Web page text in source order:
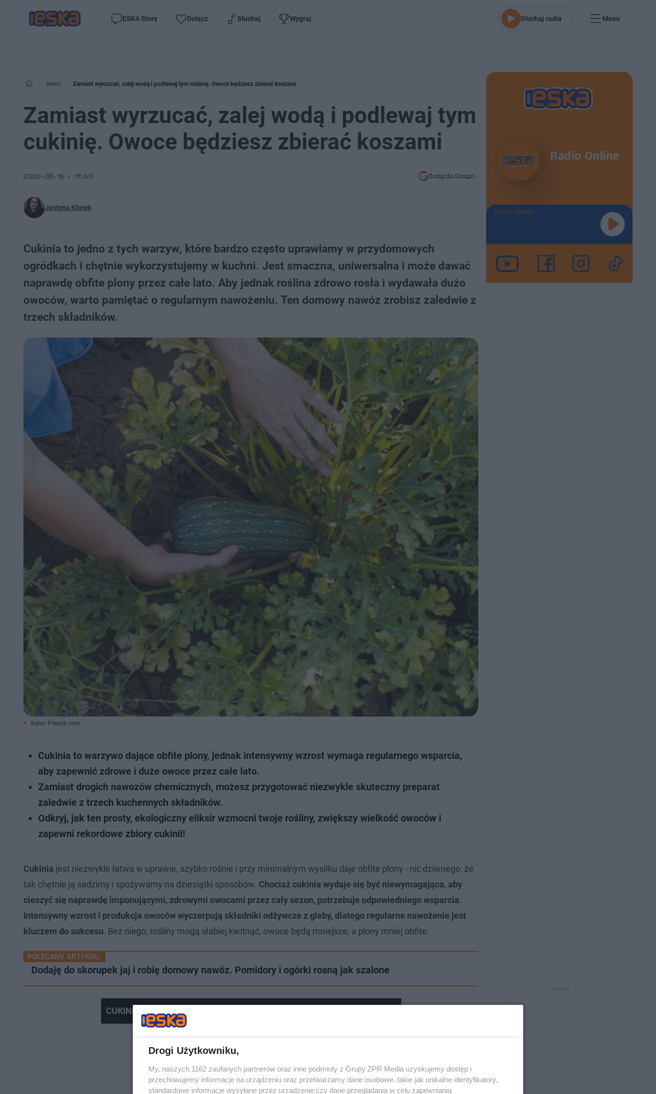
ESKA Story Dołącz Słuchaj Wygraj Słuchaj radia Menu
News Zamiast wyrzucać, zalej wodą i podlewaj tym cukinię. Owoce będziesz zbierać koszami
Zamiast wyrzucać, zalej wodą i podlewaj tym
cukinię. Owoce będziesz zbierać koszami
Justyna Klorek
2026-05-15 11:40 Dodaj do Google
Cukinia to jedno z tych warzyw, które bardzo często uprawiamy w przydomowych
ogródkach i chętnie wykorzystujemy w kuchni. Jest smaczna, uniwersalna i może dawać
naprawdę obfite plony przez całe lato. Aby jednak roślina zdrowo rosła i wydawała dużo
owoców, warto pamiętać o regularnym nawożeniu. Ten domowy nawóz zrobisz zaledwie z
trzech składników.
Autor: Freepik.com
Cukinia to warzywo dające obfite plony, jednak intensywny wzrost wymaga regularnego wsparcia,
aby zapewnić zdrowe i duże owoce przez całe lato.
Zamiast drogich nawozów chemicznych, możesz przygotować niezwykle skuteczny preparat
zaledwie z trzech kuchennych składników.
Odkryj, jak ten prosty, ekologiczny eliksir wzmocni twoje rośliny, zwiększy wielkość owoców i
zapewni rekordowe zbiory cukinii!
Cukinia jest niezwykle łatwa w uprawie, szybko rośnie i przy minimalnym wysiłku daje obfite plony - nic dziwnego, że
tak chętnie ją sadzimy i spożywamy na dziesiątki sposobów. Chociaż cukinia wydaje się być niewymagająca, aby
cieszyć się naprawdę imponującymi, zdrowymi owocami przez cały sezon, potrzebuje odpowiedniego wsparcia.
Intensywny wzrost i produkcja owoców wyczerpują składniki odżywcze z gleby, dlatego regularne nawożenie jest
kluczem do sukcesu. Bez niego, rośliny mogą słabiej kwitnąć, owoce będą mniejsze, a plony mniej obfite.
POLECANY ARTYKUŁ:
Dodaję do skorupek jaj i robię domowy nawóz. Pomidory i ogórki rosną jak szalone
CUKINIA: Dlaczego warto ją jeść? Co można zrobić z cukinii?
Radio Online
TERAZ GRAMY
Drogi Użytkowniku,
My, naszych 1162 zaufanych partnerów oraz inne podmioty z Grupy ZPR Media uzyskujemy dostęp i
przechowujemy informacje na urządzeniu oraz przetwarzamy dane osobowe, takie jak unikalne identyfikatory,
standardowe informacje wysyłane przez urządzenie czy dane przeglądania w celu zapewniania